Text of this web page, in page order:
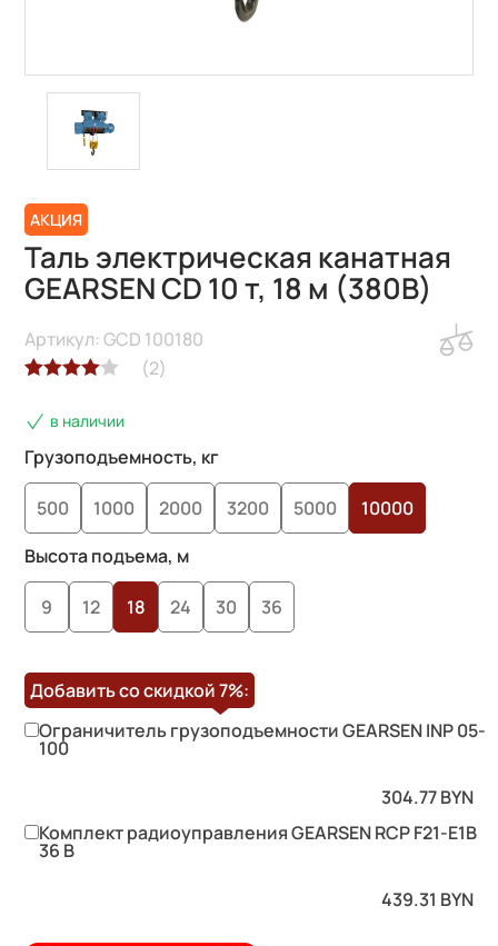
АКЦИЯ
Таль электрическая канатная
GEARSEN CD 10 т, 18 м (380В)
4.00из 5
на основе
пользователей
(2)
Артикул: GCD 100180
в наличии
Грузоподъемность, кг
500 1000 2000 3200 5000
10000
Высота подъема, м
9 12 18 24 30 36
Добавить со скидкой7%:
Ограничитель грузоподъемности GEARSEN INP 05-
100
304.77BYN
Комплект радиоуправления GEARSEN RCP F21-E1B
36 B
439.31 BYN